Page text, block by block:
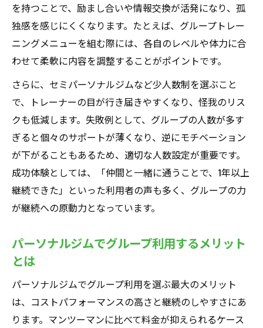
を持つことで、励まし合いや情報交換が活発になり、孤
独感を感じにくくなります。たとえば、グループトレー
ニングメニューを組む際には、各自のレベルや体力に合
わせて柔軟に内容を調整することがポイントです。
さらに、セミパーソナルジムなど少人数制を選ぶこと
で、トレーナーの目が行き届きやすくなり、怪我のリス
クも低減します。失敗例として、グループの人数が多す
ぎると個々のサポートが薄くなり、逆にモチベーション
が下がることもあるため、適切な人数設定が重要です。
成功体験としては、「仲間と一緒に通うことで、1年以上
継続できた」といった利用者の声も多く、グループの力
が継続への原動力となっています。
パーソナルジムでグループ利用するメリット
とは
パーソナルジムでグループ利用を選ぶ最大のメリット
は、コストパフォーマンスの高さと継続のしやすさにあ
ります。マンツーマンに比べて料金が抑えられるケース